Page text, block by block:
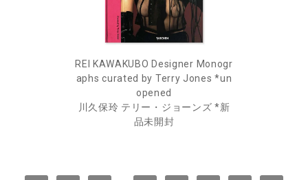
REI KAWAKUBO Designer Monogr
aphs curated by Terry Jones *un
opened
川久保玲 テリー・ジョーンズ *新
品未開封